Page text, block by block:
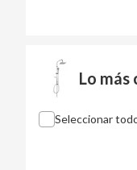
Lo
Seleccionar